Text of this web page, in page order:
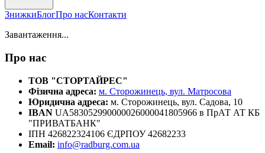
ЗнижкиБлогПро насКонтакти
Завантаження...
Про нас
ТОВ "СТОРТАЙРЕС"
Фізична адреса: м. Сторожинець, вул. Матросова
Юридична адреса: м. Сторожинець, вул. Садова, 10
IBAN UA583052990000026000041805966 в ПрАТ АТ КБ
"ПРИВАТБАНК"
ІПН 426822324106 ЄДРПОУ 42682233
Email: info@radburg.com.ua